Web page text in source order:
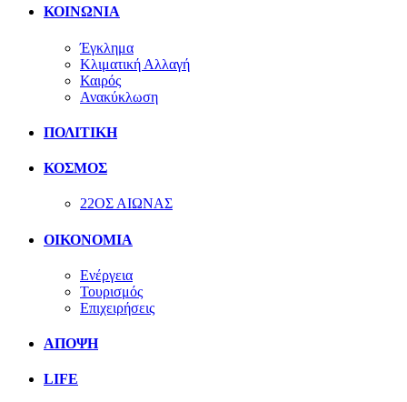
ΚΟΙΝΩΝΙΑ
Έγκλημα
Κλιματική Αλλαγή
Καιρός
Ανακύκλωση
ΠΟΛΙΤΙΚΗ
ΚΟΣΜΟΣ
22ΟΣ ΑΙΩΝΑΣ
ΟΙΚΟΝΟΜΙΑ
Ενέργεια
Τουρισμός
Επιχειρήσεις
ΑΠΟΨΗ
LIFE